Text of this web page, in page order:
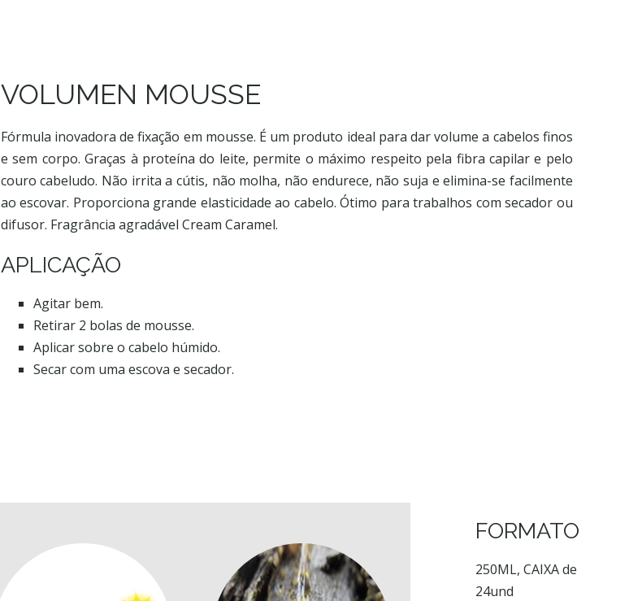
VOLUMEN MOUSSE
Fórmula inovadora de fixação em mousse. É um produto ideal para dar volume a cabelos finos
e sem corpo. Graças à proteína do leite, permite o máximo respeito pela fibra capilar e pelo
couro cabeludo. Não irrita a cútis, não molha, não endurece, não suja e elimina-se facilmente
ao escovar. Proporciona grande elasticidade ao cabelo. Ótimo para trabalhos com secador ou
difusor. Fragrância agradável Cream Caramel.
APLICAÇÃO
Agitar bem.
Retirar 2 bolas de mousse.
Aplicar sobre o cabelo húmido.
Secar com uma escova e secador.
FORMATO
250ML, CAIXA de
24und